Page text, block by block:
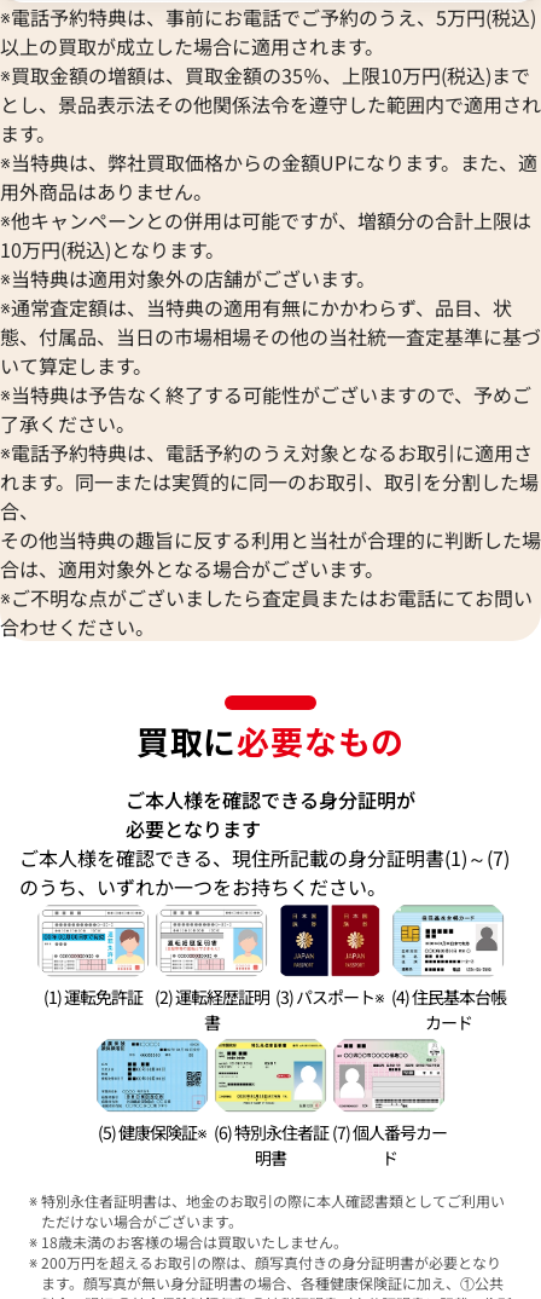
※電話予約特典は、事前にお電話でご予約のうえ、5万円(税込)
以上の買取が成立した場合に適用されます。
※買取金額の増額は、買取金額の35％、上限10万円(税込)まで
とし、景品表示法その他関係法令を遵守した範囲内で適用され
ます。
※当特典は、弊社買取価格からの金額UPになります。また、適
用外商品はありません。
※他キャンペーンとの併用は可能ですが、増額分の合計上限は
10万円(税込)となります。
※当特典は適用対象外の店舗がございます。
※通常査定額は、当特典の適用有無にかかわらず、品目、状
態、付属品、当日の市場相場その他の当社統一査定基準に基づ
いて算定します。
※当特典は予告なく終了する可能性がございますので、予めご
了承ください。
※電話予約特典は、電話予約のうえ対象となるお取引に適用さ
れます。同一または実質的に同一のお取引、取引を分割した場
合、
その他当特典の趣旨に反する利用と当社が合理的に判断した場
合は、適用対象外となる場合がございます。
※ご不明な点がございましたら査定員またはお電話にてお問い
合わせください。
買取に必要なもの
ご本人様を確認できる身分証明が
必要となります
ご本人様を確認できる、現住所記載の身分証明書(1)～(7)
のうち、いずれか一つをお持ちください。
(1) 運転免許証 (2) 運転経歴証明
書
(3) パスポート※ (4) 住民基本台帳
カード
(5) 健康保険証※ (6) 特別永住者証
明書
(7) 個人番号カー
ド
特別永住者証明書は、地金のお取引の際に本人確認書類としてご利用い
ただけない場合がございます。
18歳未満のお客様の場合は買取いたしません。
200万円を超えるお取引の際は、顔写真付きの身分証明書が必要となり
ます。顔写真が無い身分証明書の場合、各種健康保険証に加え、①公共